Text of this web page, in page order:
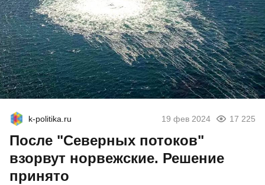
k-politika.ru 19 фев 2024 17 225
После "Северных потоков"
взорвут норвежские. Решение
принято